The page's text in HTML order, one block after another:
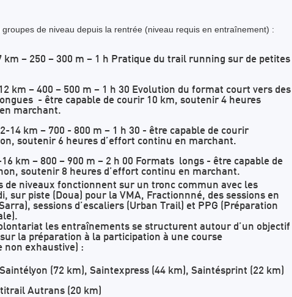
de niveau depuis la rentrée (niveau requis en entraînement) :
km – 250 – 300 m – 1 h Pratique du trail running sur de petites
km – 400 – 500 m – 1 h 30 Evolution du format court vers des
- être capable de courir 10 km, soutenir 4 heures
marchant.
14 km – 700 - 800 m – 1 h 30 - être capable de courir
soutenir 6 heures d’effort continu en marchant.
km – 800 – 900 m – 2 h 00 Formats longs - être capable de
soutenir 8 heures d’effort continu en marchant.
de niveaux fonctionnent sur un tronc commun avec les
sur piste (Doua) pour la VMA, Fractionnné, des sessions en
sessions d’escaliers (Urban Trail) et PPG (Préparation
les entraînements se structurent autour d’un objectif
la préparation à la participation à une course
non exhaustive) :
(72 km), Saintexpress (44 km), Saintésprint (22 km)
Autrans (20 km)